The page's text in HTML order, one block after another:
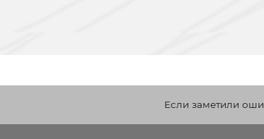
Если заметили